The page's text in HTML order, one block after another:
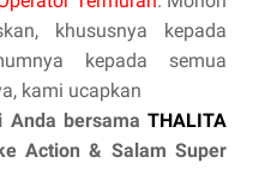
khususnya kepada
kepada semua
kami ucapkan
Anda bersama THALITA
Action & Salam Super